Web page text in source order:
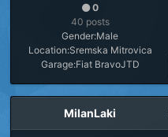
0
40 posts
Gender:Male
Location:Sremska Mitrovica
Garage:Fiat BravoJTD
MilanLaki